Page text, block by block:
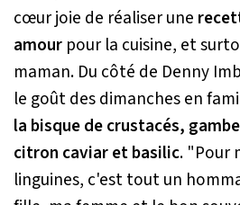
cœur joie de réaliser une
amour pour la cuisine, et
maman. Du côté de Denny
le goût des dimanches en
la bisque de crustacés,
citron caviar et basilic. "Pour
linguines, c'est tout un